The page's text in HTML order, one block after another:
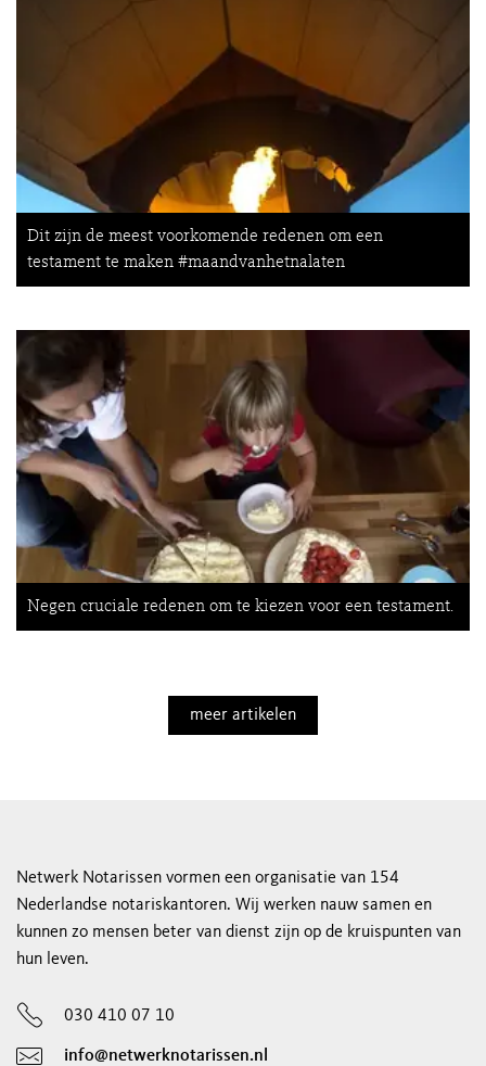
Dit zijn de meest voorkomende redenen om een
testament te maken #maandvanhetnalaten
Negen cruciale redenen om te kiezen voor een testament.
meer artikelen
Netwerk Notarissen vormen een organisatie van 154
Nederlandse notariskantoren. Wij werken nauw samen en
kunnen zo mensen beter van dienst zijn op de kruispunten van
hun leven.
030 410 07 10
info@netwerknotarissen.nl